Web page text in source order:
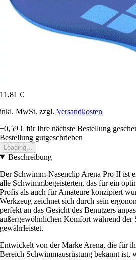
11,81 €
inkl. MwSt. zzgl. Versandkosten
+0,59 € für Ihre nächste Bestellung
Bestellung gutgeschrieben
Loading...
Beschreibung
Der Schwimm-Nasenclip Arena Pro II ist
alle Schwimmbegeisterten, das für ein
Profis als auch für Amateure konzipiert
Werkzeug zeichnet sich durch sein
perfekt an das Gesicht des Benutzers
außergewöhnlichen Komfort während der
gewährleistet.
Entwickelt von der Marke Arena, die für
Bereich Schwimmausrüstung bekannt ist,